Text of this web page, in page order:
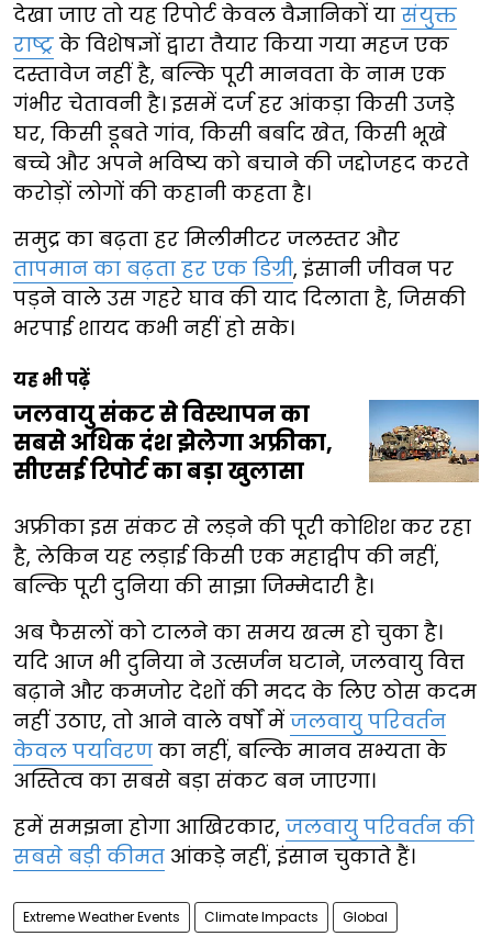
देखा जाए तो यह रिपोर्ट केवल वैज्ञानिकों या संयुक्त
राष्ट्र के विशेषज्ञों द्वारा तैयार किया गया महज एक
दस्तावेज नहीं है, बल्कि पूरी मानवता के नाम एक
गंभीर चेतावनी है। इसमें दर्ज हर आंकड़ा किसी उजड़े
घर, किसी डूबते गांव, किसी बर्बाद खेत, किसी भूखे
बच्चे और अपने भविष्य को बचाने की जद्दोजहद करते
करोड़ों लोगों की कहानी कहता है।
समुद्र का बढ़ता हर मिलीमीटर जलस्तर और
तापमान का बढ़ता हर एक डिग्री, इंसानी जीवन पर
पड़ने वाले उस गहरे घाव की याद दिलाता है, जिसकी
भरपाई शायद कभी नहीं हो सके।
यह भी पढ़ें
जलवायु संकट से विस्थापन का
सबसे अधिक दंश झेलेगा अफ्रीका,
सीएसई रिपोर्ट का बड़ा खुलासा
अफ्रीका इस संकट से लड़ने की पूरी कोशिश कर रहा
है, लेकिन यह लड़ाई किसी एक महाद्वीप की नहीं,
बल्कि पूरी दुनिया की साझा जिम्मेदारी है।
अब फैसलों को टालने का समय खत्म हो चुका है।
यदि आज भी दुनिया ने उत्सर्जन घटाने, जलवायु वित्त
बढ़ाने और कमजोर देशों की मदद के लिए ठोस कदम
नहीं उठाए, तो आने वाले वर्षों में जलवायु परिवर्तन
केवल पर्यावरण का नहीं, बल्कि मानव सभ्यता के
अस्तित्व का सबसे बड़ा संकट बन जाएगा।
हमें समझना होगा आखिरकार, जलवायु परिवर्तन की
सबसे बड़ी कीमत आंकड़े नहीं, इंसान चुकाते हैं।
Extreme Weather Events Climate Impacts Global